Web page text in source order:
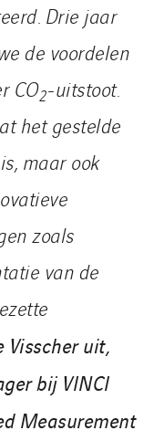
Drie jaar
de voordelen
CO2-uitstoot.
het gestelde
maar ook
zoals
van de
Visscher uit,
bij VINCI
Measurement